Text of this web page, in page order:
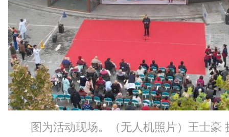
图为活动现场。（无人机照片）王士豪